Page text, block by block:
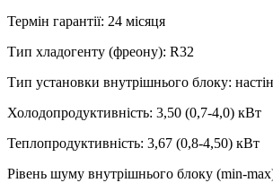
Термін гарантії: 24 місяця
Тип хладогенту (фреону): R32
Тип установки внутрішнього блоку:
Холодопродуктивність: 3,50 (0,7-4,0) кВт
Теплопродуктивність: 3,67 (0,8-4,50) кВт
Рівень шуму внутрішнього блоку (min-